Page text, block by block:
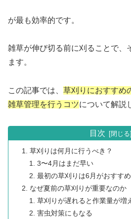
が最も効率的です。
雑草が伸び切る前に刈ることで、
ます。
この記事では、 草刈りにおすすめ
雑草管理を行うコツについて解説
目次
草刈りは何月に行うべき？
3〜4月はまだ早い
最初の草刈りは6月がおすすめ
なぜ夏前の草刈りが重要なのか
草刈りが遅れると作業量が増
害虫対策にもなる